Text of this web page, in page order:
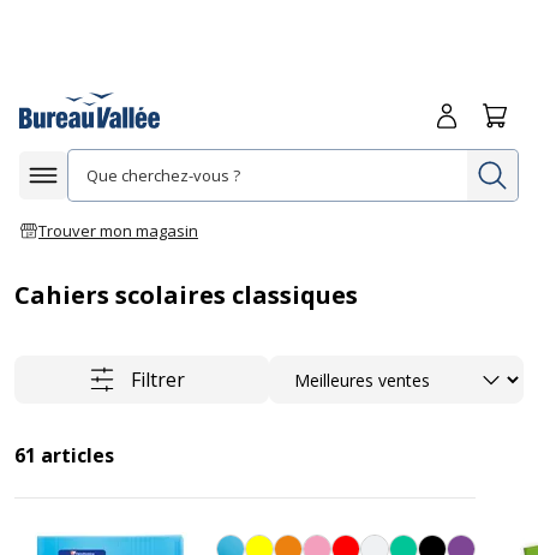
Afficher la navigation
Trouver mon magasin
Me
Cahiers scolaires classiques
Filtrer Trier
61 articles
Bleu